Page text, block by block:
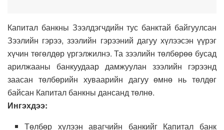
Капитал банкны Зээлдэгчдийн тус банктай байгуулсан
Зээлийн гэрээ, зээлийн гэрээний дагуу хүлээсэн үүрэг
хүчин төгөлдөр үргэлжилнэ. Та зээлийн төлбөрөө бусад
арилжааны банкуудаар дамжуулан зээлийн гэрээнд
заасан төлбөрийн хуваарийн дагуу өмнө нь төлдөг
байсан Капитал банкны дансанд төлнө.
Ингэхдээ:
Төлбөр хүлээн авагчийн банкийг Капитал банк